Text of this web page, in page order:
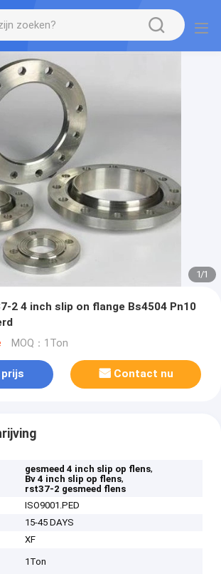
1/1
2 4 inch slip on flange Bs4504 Pn10
MOQ：1Ton
Contact nu
gesmeed 4 inch slip op flens,
Bv 4 inch slip op flens,
rst37-2 gesmeed flens
ISO9001.PED
15-45 DAYS
XF
1Ton